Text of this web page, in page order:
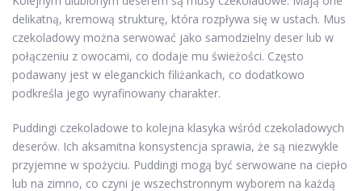
delikatną, kremową strukturę, która rozpływa się w ustach. Mus
czekoladowy można serwować jako samodzielny deser lub w
połączeniu z owocami, co dodaje mu świeżości. Często
podawany jest w eleganckich filiżankach, co dodatkowo
podkreśla jego wyrafinowany charakter.
Puddingi czekoladowe to kolejna klasyka wśród czekoladowych
deserów. Ich aksamitna konsystencja sprawia, że są niezwykle
przyjemne w spożyciu. Puddingi mogą być serwowane na ciepło
lub na zimno, co czyni je wszechstronnym wyborem na każdą